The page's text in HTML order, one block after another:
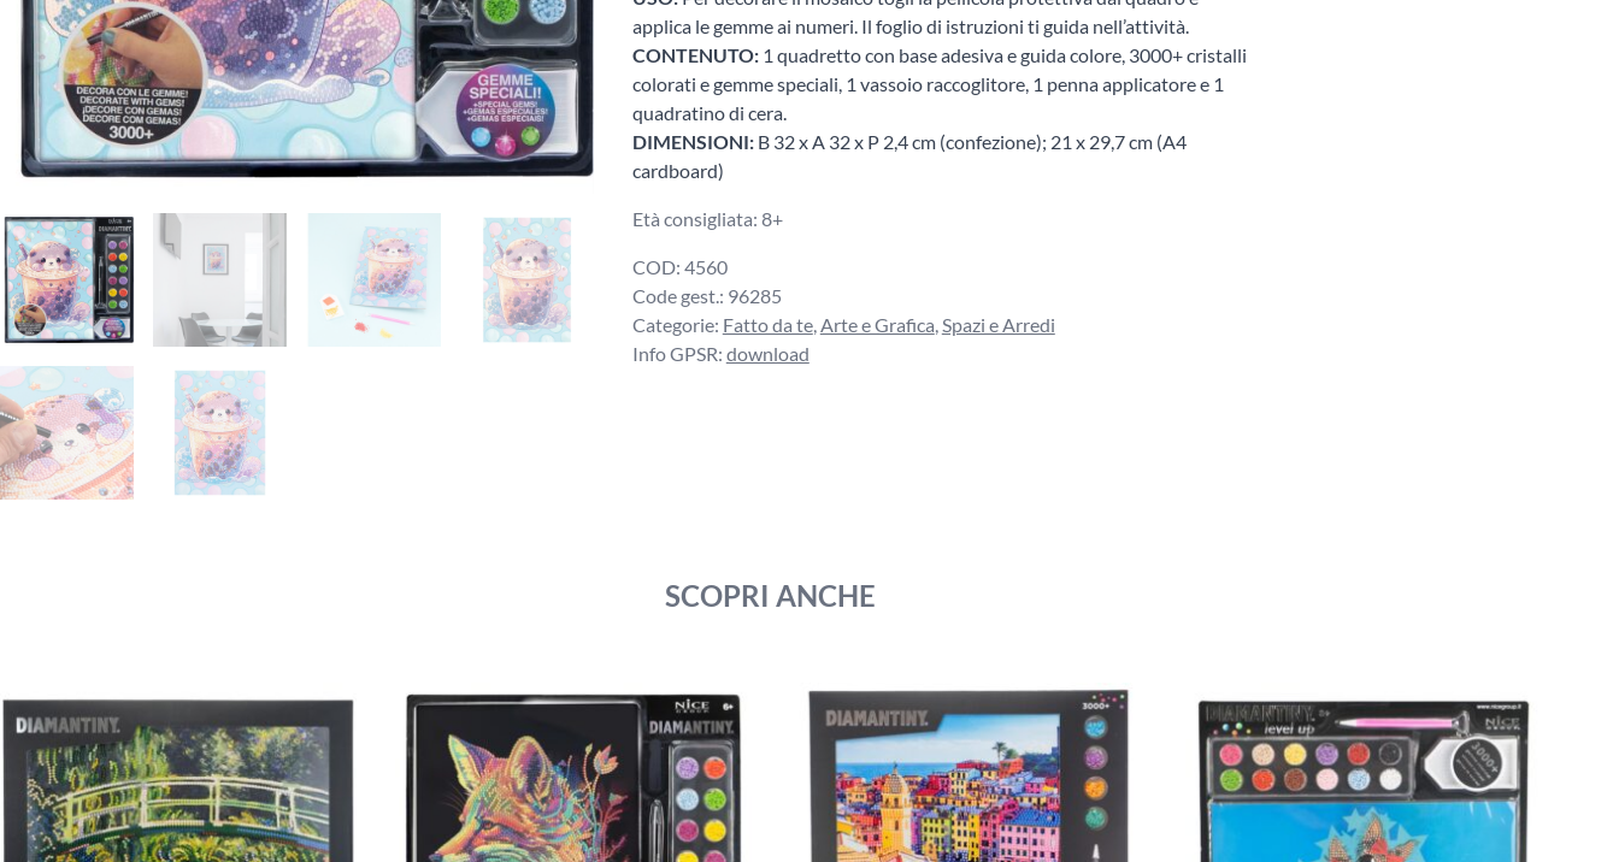
applica le gemme ai numeri. Il foglio di istruzioni ti guida nell’attività.
CONTENUTO:1 quadretto con base adesiva e guida colore, 3000+ cristalli
colorati e gemme speciali, 1 vassoio raccoglitore, 1 penna applicatore e 1
quadratino di cera.
DIMENSIONI:B 32 x A 32 x P 2,4 cm (confezione); 21 x 29,7 cm (A4
cardboard)
Età consigliata: 8+
COD: 4560
Code gest.: 96285
Categorie: Fatto da te,Arte e Grafica,Spazi e Arredi
Info GPSR: download
SCOPRI ANCHE